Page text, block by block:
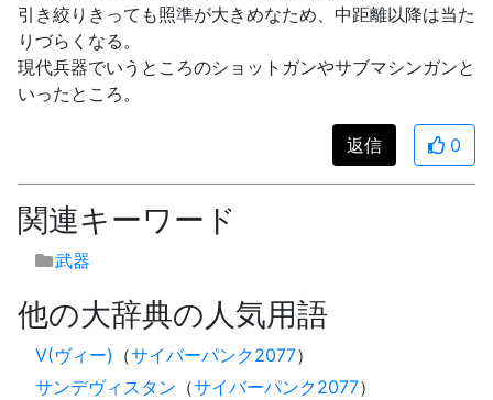
引き絞りきっても照準が大きめなため、中距離以降は当た
りづらくなる。
現代兵器でいうところのショットガンやサブマシンガンと
いったところ。
返信 0
関連キーワード
武器
他の大辞典の人気用語
V(ヴィー) （サイバーパンク2077）
サンデヴィスタン （サイバーパンク2077）